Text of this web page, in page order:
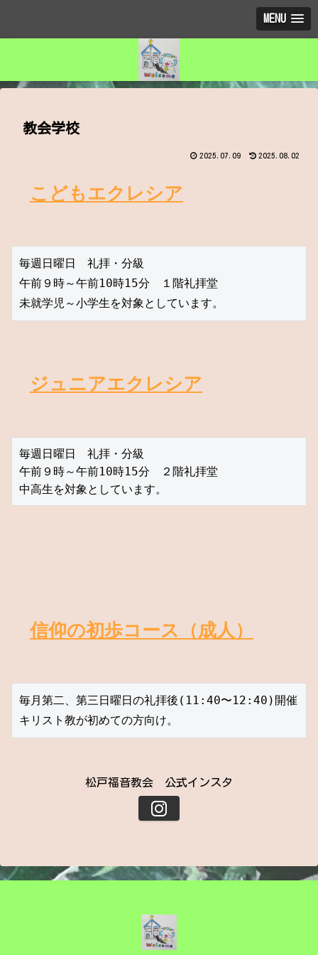
MENU
教会学校
2025.07.09 2025.08.02
こどもエクレシア
毎週日曜日　礼拝・分級
午前９時～午前10時15分　１階礼拝堂
未就学児～小学生を対象としています。
ジュニアエクレシア
毎週日曜日　礼拝・分級
午前９時～午前10時15分　２階礼拝堂
中高生を対象としています。
信仰の初歩コース（成人）
毎月第二、第三日曜日の礼拝後(11:40〜12:40)開催
キリスト教が初めての方向け。
松戸福音教会 公式インスタ